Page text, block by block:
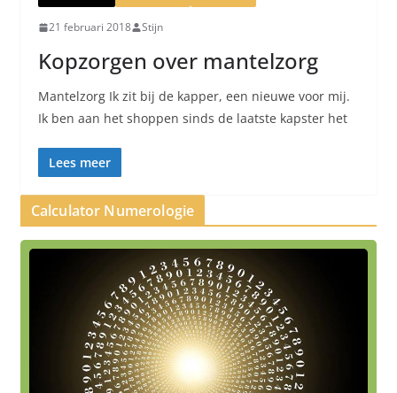
21 februari 2018 Stijn
Kopzorgen over mantelzorg
Mantelzorg Ik zit bij de kapper, een nieuwe voor mij.
Ik ben aan het shoppen sinds de laatste kapster het
Lees meer
Calculator Numerologie